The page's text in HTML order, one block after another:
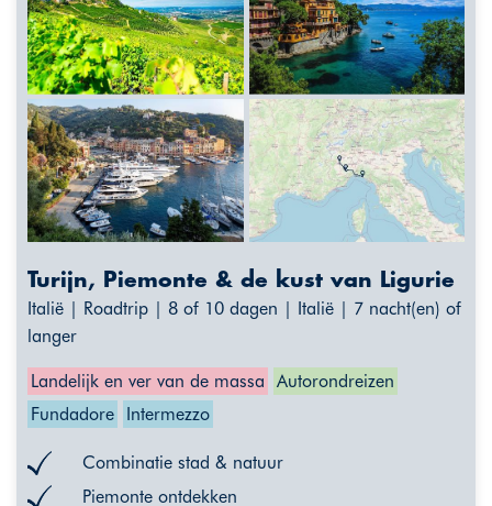
Turijn, Piemonte & de kust van Ligurie
Italië | Roadtrip | 8 of 10 dagen | Italië | 7 nacht(en) of
langer
Landelijk en ver van de massa
Autorondreizen
Fundadore
Intermezzo
Combinatie stad & natuur
Piemonte ontdekken